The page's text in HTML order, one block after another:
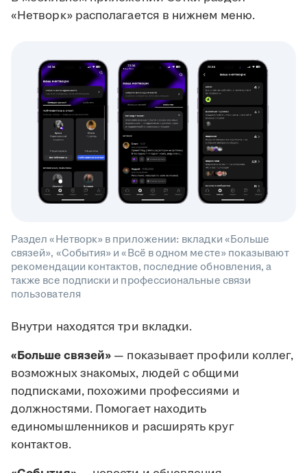
«Нетворк» располагается в нижнем меню.
Раздел «Нетворк» в приложении: вкладки «Больше
связей», «События» и «Всё в одном месте» показывают
рекомендации контактов, последние обновления, а
также все подписки и профессиональные связи
пользователя
Внутри находятся три вкладки.
«Больше связей» — показывает профили коллег,
возможных знакомых, людей с общими
подписками, похожими профессиями и
должностями. Помогает находить
единомышленников и расширять круг
контактов.